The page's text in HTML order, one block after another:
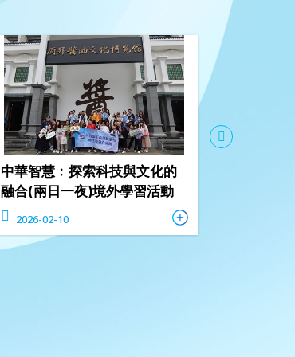
中華智慧﹕探索科技與文化的
融合(兩日一夜)境外學習活動
2026-02-10